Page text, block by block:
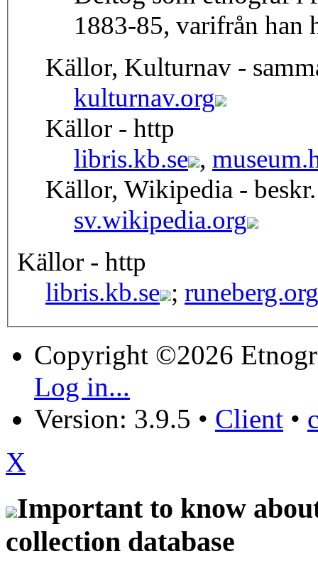
1883-85, varifrån han
Källor, Kulturnav -
kulturnav.org
Källor - http
libris.kb.se ,
Källor, Wikipedia -
sv.wikipedia.org
Källor - http
libris.kb.se ; runeberg.org
Copyright ©2026
Log in...
Version: 3.9.5 • Client •
X
Important to know
collection database